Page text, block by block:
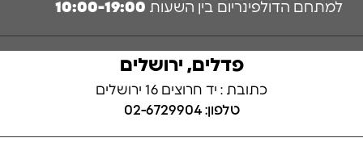
למתחם הדולפינריום בין השעות 10:00-19:00
פדלים, ירושלים
כתובת : יד חרוצים 16 ירושלים
טלפון: 02-6729904